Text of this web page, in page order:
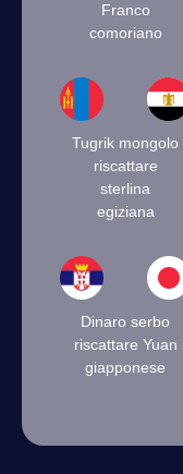
Franco
comoriano
Tugrik mongolo
riscattare
sterlina
egiziana
Dinaro serbo
riscattare Yuan
giapponese